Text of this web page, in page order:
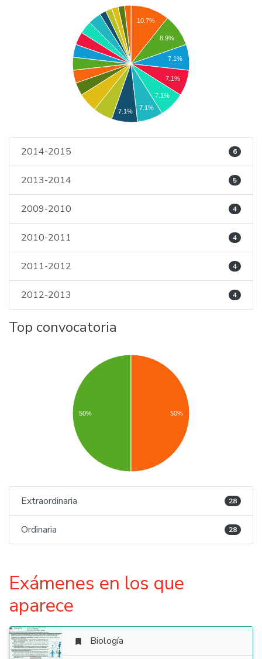
10.7%
8.9%
7.1%
7.1%
7.1%
7.1%
7.1%
2014-2015 6
2013-2014 5
2009-2010 4
2010-2011 4
2011-2012 4
2012-2013 4
Top convocatoria
50% 50%
Extraordinaria 28
Ordinaria 28
Exámenes en los que
aparece
 Biología